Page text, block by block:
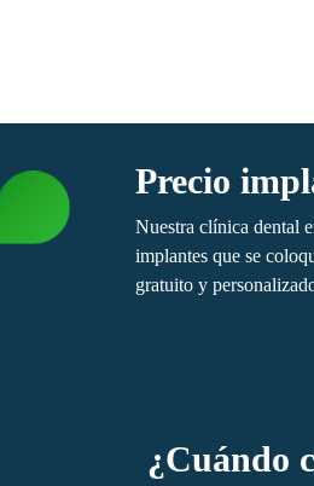
Precio
Nuestra clínica dental
implantes que se
gratuito y
¿Cuándo